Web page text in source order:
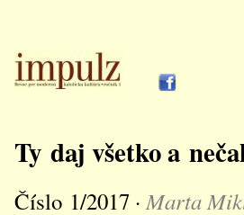
Ty daj všetko a
Číslo 1/2017 ·Marta